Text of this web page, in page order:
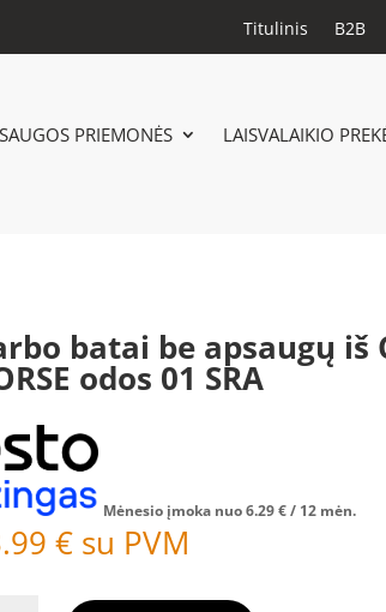
Titulinis B2B
PRIEMONĖS LAISVALAIKIO
batai be apsaugų iš
odos 01 SRA
Mėnesio įmoka nuo6.29€/ 12 mėn.
€ su PVM